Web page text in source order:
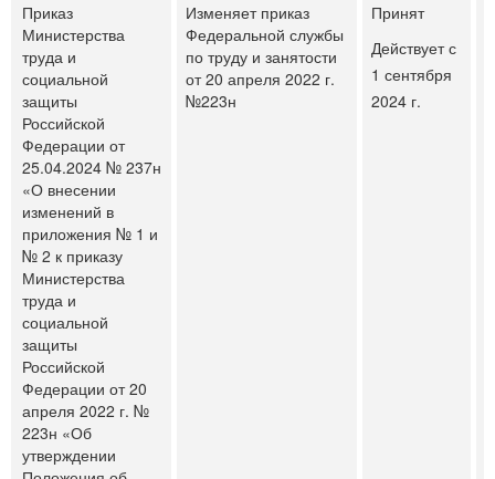
Приказ
Министерства
труда и
социальной
защиты
Российской
Федерации от
25.04.2024 № 237н
«О внесении
изменений в
приложения № 1 и
№ 2 к приказу
Министерства
труда и
социальной
защиты
Российской
Федерации от 20
апреля 2022 г. №
223н «Об
утверждении
Изменяет приказ
Федеральной службы
по труду и занятости
от 20 апреля 2022 г.
№223н
Принят
Действует с
1 сентября
2024 г.